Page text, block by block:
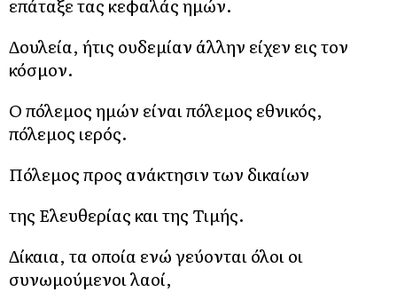
επάταξε τας κεφαλάς ημών.
Δουλεία, ήτις ουδεμίαν άλλην είχεν εις τον
κόσμον.
Ο πόλεμος ημών είναι πόλεμος εθνικός,
πόλεμος ιερός.
Πόλεμος προς ανάκτησιν των δικαίων
της Ελευθερίας και της Τιμής.
Δίκαια, τα οποία ενώ γεύονται όλοι οι
συνωμούμενοι λαοί,